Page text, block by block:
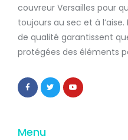
couvreur Versailles pour
toujours au sec et à l’aise.
de qualité garantissent
protégées des éléments
Menu